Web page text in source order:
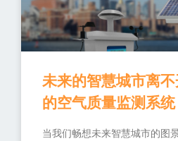
未来的智慧城市离
的空气质量监测系统
当我们畅想未来智慧城市的图